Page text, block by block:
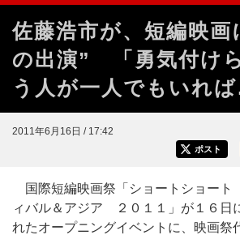
佐藤浩市が、短編映画
の出演” 「勇気付け
う人が一人でもいれば
2011年6月16日 / 17:42
ポスト
国際短編映画祭「ショートショー
ィバル＆アジア ２０１１」が１６日
れたオープニングイベントに、映画祭